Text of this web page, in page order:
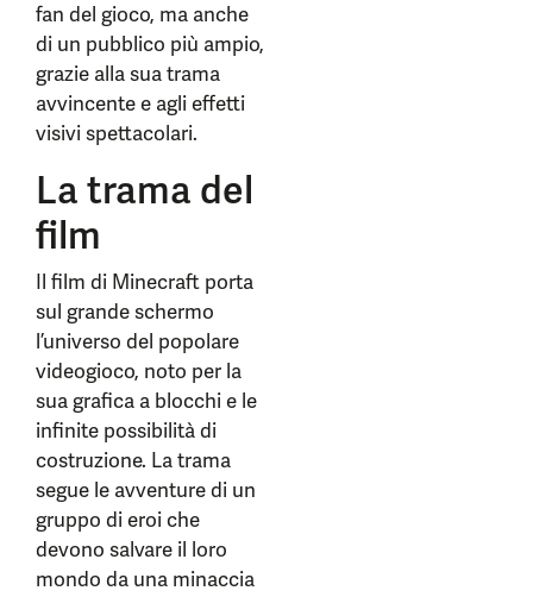
fan del gioco, ma anche
di un pubblico più ampio,
grazie alla sua trama
avvincente e agli effetti
visivi spettacolari.
La trama del
film
Il film di Minecraft porta
sul grande schermo
l’universo del popolare
videogioco, noto per la
sua grafica a blocchi e le
infinite possibilità di
costruzione. La trama
segue le avventure di un
gruppo di eroi che
devono salvare il loro
mondo da una minaccia